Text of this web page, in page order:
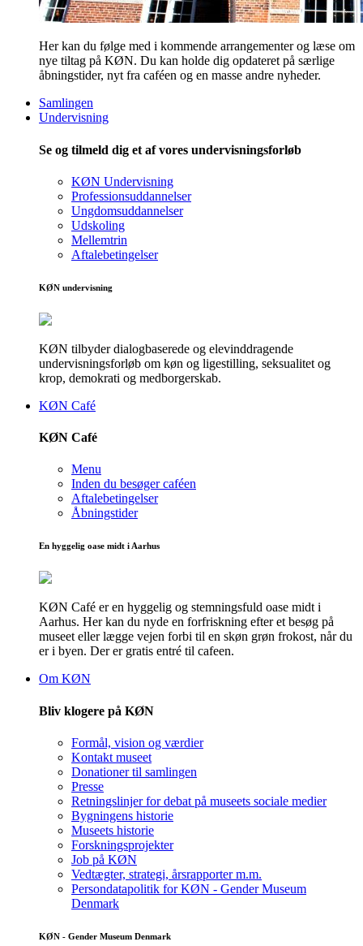
Her kan du følge med i kommende arrangementer og læse om
nye tiltag på KØN. Du kan holde dig opdateret på særlige
åbningstider, nyt fra caféen og en masse andre nyheder.
Samlingen
Undervisning
Se og tilmeld dig et af vores undervisningsforløb
KØN Undervisning
Professionsuddannelser
Ungdomsuddannelser
Udskoling
Mellemtrin
Aftalebetingelser
KØN undervisning
KØN tilbyder dialogbaserede og elevinddragende
undervisningsforløb om køn og ligestilling, seksualitet og
krop, demokrati og medborgerskab.
KØN Café
KØN Café
Menu
Inden du besøger caféen
Aftalebetingelser
Åbningstider
En hyggelig oase midt i Aarhus
KØN Café er en hyggelig og stemningsfuld oase midt i
Aarhus. Her kan du nyde en forfriskning efter et besøg på
museet eller lægge vejen forbi til en skøn grøn frokost, når du
er i byen. Der er gratis entré til cafeen.
Om KØN
Bliv klogere på KØN
Formål, vision og værdier
Kontakt museet
Donationer til samlingen
Presse
Retningslinjer for debat på museets sociale medier
Bygningens historie
Museets historie
Forskningsprojekter
Job på KØN
Vedtægter, strategi, årsrapporter m.m.
Persondatapolitik for KØN - Gender Museum
Denmark
KØN - Gender Museum Denmark